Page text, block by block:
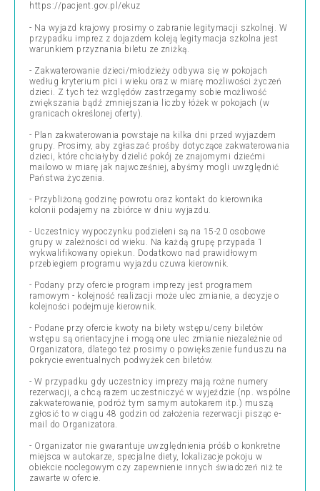
https://pacjent.gov.pl/ekuz
- Na wyjazd krajowy prosimy o zabranie legitymacji szkolnej. W
przypadku imprez z dojazdem koleją legitymacja szkolna jest
warunkiem przyznania biletu ze zniżką.
- Zakwaterowanie dzieci/młodzieży odbywa się w pokojach
według kryterium płci i wieku oraz w miarę możliwości życzeń
dzieci. Z tych też względów zastrzegamy sobie możliwość
zwiększania bądź zmniejszania liczby łóżek w pokojach (w
granicach określonej oferty).
- Plan zakwaterowania powstaje na kilka dni przed wyjazdem
grupy. Prosimy, aby zgłaszać prośby dotyczące zakwaterowania
dzieci, które chciałyby dzielić pokój ze znajomymi dziećmi
mailowo w miarę jak najwcześniej, abyśmy mogli uwzględnić
Państwa życzenia.
- Przybliżoną godzinę powrotu oraz kontakt do kierownika
kolonii podajemy na zbiórce w dniu wyjazdu.
- Uczestnicy wypoczynku podzieleni są na 15-20 osobowe
grupy w zależności od wieku. Na każdą grupę przypada 1
wykwalifikowany opiekun. Dodatkowo nad prawidłowym
przebiegiem programu wyjazdu czuwa kierownik.
- Podany przy ofercie program imprezy jest programem
ramowym - kolejność realizacji może ulec zmianie, a decyzje o
kolejności podejmuje kierownik.
- Podane przy ofercie kwoty na bilety wstępu/ceny biletów
wstępu są orientacyjne i mogą one ulec zmianie niezależnie od
Organizatora, dlatego też prosimy o powiększenie funduszu na
pokrycie ewentualnych podwyżek cen biletów.
- W przypadku gdy uczestnicy imprezy mają rożne numery
rezerwacji, a chcą razem uczestniczyć w wyjeździe (np. wspólne
zakwaterowanie, podróż tym samym autokarem itp.) muszą
zgłosić to w ciągu 48 godzin od założenia rezerwacji pisząc e-
mail do Organizatora.
- Organizator nie gwarantuje uwzględnienia próśb o konkretne
miejsca w autokarze, specjalne diety, lokalizacje pokoju w
obiekcie noclegowym czy zapewnienie innych świadczeń niż te
zawarte w ofercie.